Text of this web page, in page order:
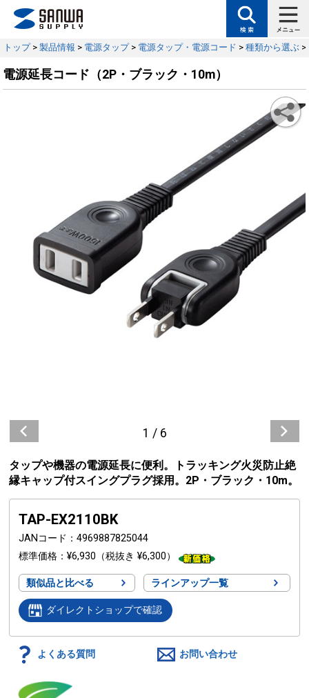
トップ> 製品情報 > 電源タップ> 電源タップ・電源コード > 種類から選ぶ >
電源延長コード（2P・ブラック・10m）
1 / 6
タップや機器の電源延長に便利。トラッキング火災防止絶
縁キャップ付スイングプラグ採用。2P・ブラック・10m。
TAP-EX2110BK
JANコード
4969887825044
標準価格
¥6,930 （税抜き ¥6,300）
類似品と比べる ラインアップ一覧
ダイレクトショップで確認
よくある質問 お問い合わせ